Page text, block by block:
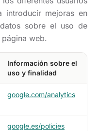
introducir mejoras en
sobre el uso de
web.
Información sobre el
uso y finalidad
google.com/analytics
google.es/policies